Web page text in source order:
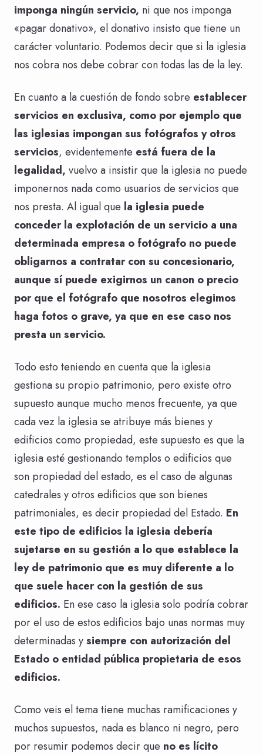
imponga ningún servicio, ni que nos imponga
«pagar donativo», el donativo insisto que tiene un
carácter voluntario. Podemos decir que si la iglesia
nos cobra nos debe cobrar con todas las de la ley.
En cuanto a la cuestión de fondo sobre establecer
servicios en exclusiva, como por ejemplo que
las iglesias impongan sus fotógrafos y otros
servicios, evidentemente está fuera de la
legalidad, vuelvo a insistir que la iglesia no puede
imponernos nada como usuarios de servicios que
nos presta. Al igual que la iglesia puede
conceder la explotación de un servicio a una
determinada empresa o fotógrafo no puede
obligarnos a contratar con su concesionario,
aunque sí puede exigirnos un canon o precio
por que el fotógrafo que nosotros elegimos
haga fotos o grave, ya que en ese caso nos
presta un servicio.
Todo esto teniendo en cuenta que la iglesia
gestiona su propio patrimonio, pero existe otro
supuesto aunque mucho menos frecuente, ya que
cada vez la iglesia se atribuye más bienes y
edificios como propiedad, este supuesto es que la
iglesia esté gestionando templos o edificios que
son propiedad del estado, es el caso de algunas
catedrales y otros edificios que son bienes
patrimoniales, es decir propiedad del Estado. En
este tipo de edificios la iglesia debería
sujetarse en su gestión a lo que establece la
ley de patrimonio que es muy diferente a lo
que suele hacer con la gestión de sus
edificios. En ese caso la iglesia solo podría cobrar
por el uso de estos edificios bajo unas normas muy
determinadas ysiempre con autorización del
Estado o entidad pública propietaria de esos
edificios.
Como veis el tema tiene muchas ramificaciones y
muchos supuestos, nada es blanco ni negro, pero
por resumir podemos decir que no es lícito